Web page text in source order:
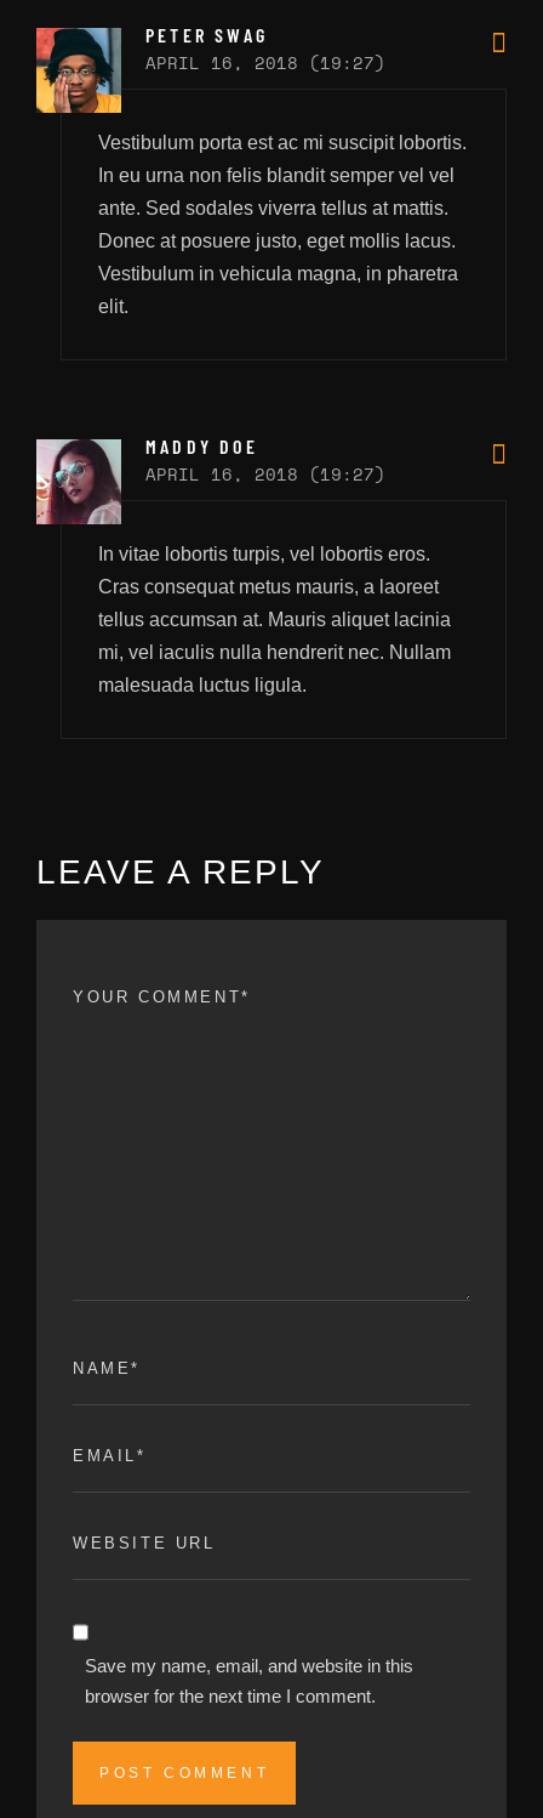
PETER SWAG
APRIL 16, 2018 (19:27)
Vestibulum porta est ac mi suscipit lobortis.
In eu urna non felis blandit semper vel vel
ante. Sed sodales viverra tellus at mattis.
Donec at posuere justo, eget mollis lacus.
Vestibulum in vehicula magna, in pharetra
elit.
MADDY DOE
APRIL 16, 2018 (19:27)
In vitae lobortis turpis, vel lobortis eros.
Cras consequat metus mauris, a laoreet
tellus accumsan at. Mauris aliquet lacinia
mi, vel iaculis nulla hendrerit nec. Nullam
malesuada luctus ligula.
LEAVE A REPLY
Save my name, email, and website in this
browser for the next time I comment.